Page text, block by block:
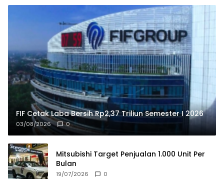
FIF Cetak Laba Bersih Rp2,37 Triliun Semester I 2026
03/08/2026 0
Mitsubishi Target Penjualan 1.000 Unit Per
Bulan
19/07/2026 0